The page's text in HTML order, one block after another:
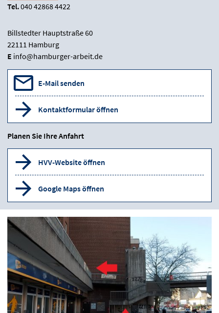
Tel.040 42868 4422
Billstedter Hauptstraße 60
22111 Hamburg
E info@hamburger-arbeit.de
E-Mail senden
Kontaktformular öffnen
Planen Sie Ihre Anfahrt
HVV-Website öffnen
Google Maps öffnen